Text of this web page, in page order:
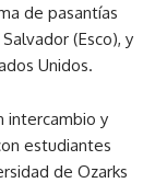
de pasantías
(Esco), y
Unidos.
intercambio y
estudiantes
de Ozarks